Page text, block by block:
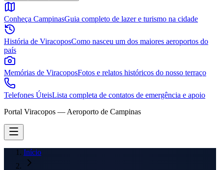
Conheça CampinasGuia completo de lazer e turismo na cidade
História de ViracoposComo nasceu um dos maiores aeroportos do
país
Memórias de ViracoposFotos e relatos históricos do nosso terraço
Telefones ÚteisLista completa de contatos de emergência e apoio
Portal Viracopos — Aeroporto de Campinas
Início